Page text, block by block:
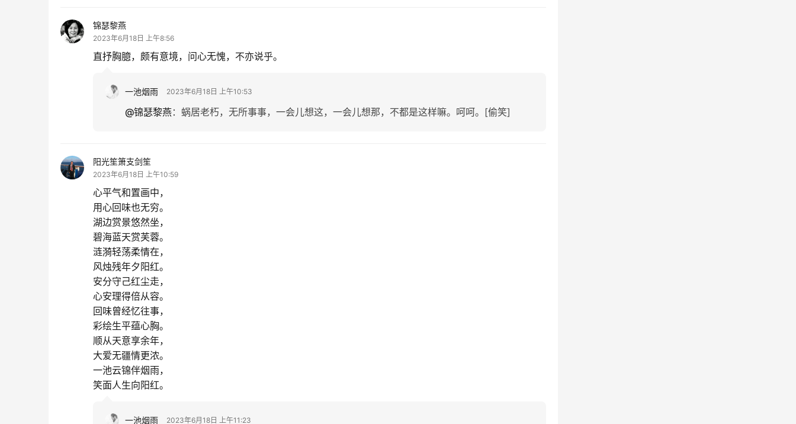
锦瑟黎燕
2023年6月18日 上午8:56
直抒胸臆，颇有意境，问心无愧，不亦说乎。
一池烟雨 2023年6月18日 上午10:53
@锦瑟黎燕： 蜗居老朽，无所事事，一会儿想这，一会儿想那，不都是这样嘛。呵呵。[偷笑]
阳光笙箫支剑笙
2023年6月18日 上午10:59
心平气和置画中，
用心回味也无穷。
湖边赏景悠然坐，
碧海蓝天赏芙蓉。
涟漪轻荡柔情在，
风烛残年夕阳红。
安分守己红尘走，
心安理得倍从容。
回味曾经忆往事，
彩绘生平蕴心胸。
顺从天意享余年，
大爱无疆情更浓。
一池云锦伴烟雨，
笑面人生向阳红。
一池烟雨 2023年6月18日 上午11:23